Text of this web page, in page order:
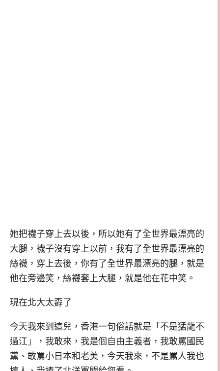
她把襪子穿上去以後，所以她有了全世界最漂亮的
大腿，襪子沒有穿上以前，我有了全世界最漂亮的
絲襪，穿上去後，你有了全世界最漂亮的腿，就是
他在旁邊笑，絲襪套上大腿，就是他在花中笑。
現在北大太孬了
今天我來到這兒，香港一句俗話就是「不是猛龍不
過江」，我敢來，我是個自由主義者，我敢罵國民
黨、敢罵小日本和老美，今天我來，不是罵人我也